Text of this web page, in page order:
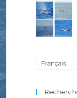
Français